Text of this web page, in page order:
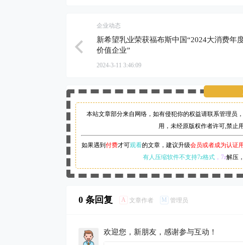
企业动态
新希望乳业荣获福布斯中国“2024大消费年
价值企业”
2024-3-11 3:46:09
本站文章部分来自网络，如有侵犯你的权益请联系管理员，
用，未经原版权作者许可,禁止
如果遇到 付费才可观看的文章，建议升级会员或者成为认证用
有人压缩软件不支持7z格式 ，7z解压
0 条回复 A 文章作者 M 管理员
欢迎您，新朋友，感谢参与互动！